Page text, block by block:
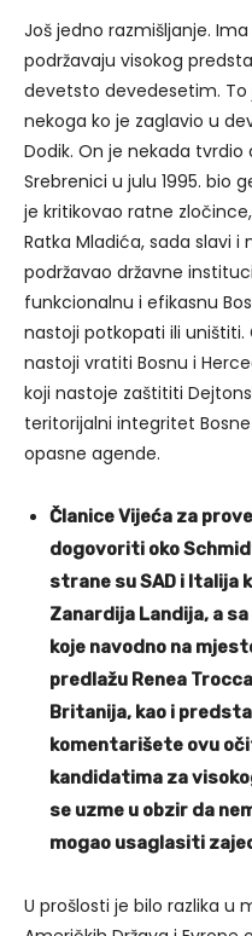
Još jedno razmišljanje.
podržavaju visokog
devetsto devedesetim. To
nekoga ko je zaglavio u
Dodik. On je nekada
Srebrenici u julu 1995. bio
je kritikovao ratne
Ratka Mladića, sada slavi i
podržavao državne
funkcionalnu i efikasnu
nastoji potkopati ili uništiti.
nastoji vratiti Bosnu i
koji nastoje zaštititi
teritorijalni integritet
opasne agende.
Članice Vijeća za
dogovoriti oko
strane su SAD i Italija
Zanardija Landija, a
koje navodno na
predlažu Renea
Britanija, kao i
komentarišete ovu
kandidatima za
se uzme u obzir da
mogao usaglasiti
U prošlosti je bilo razlika u